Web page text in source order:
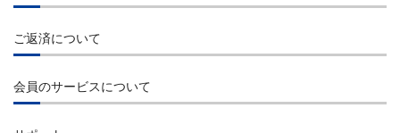
インターネット
コンビニエンスストアのATM
ご返済について
インターネット
会員のサービスについて